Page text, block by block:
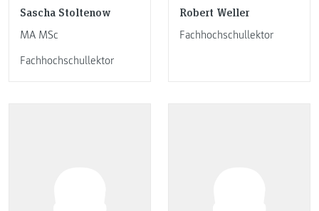
Sascha Stoltenow
MA MSc
Fachhochschullektor
Robert Weller
Fachhochschullektor